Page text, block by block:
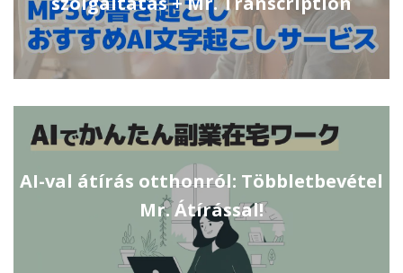
AI-val átírás otthonról: Többletbevétel
Mr. Átírással!